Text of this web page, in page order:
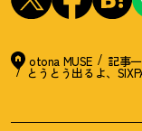
otona MUSE 記事
とうとう出るよ、